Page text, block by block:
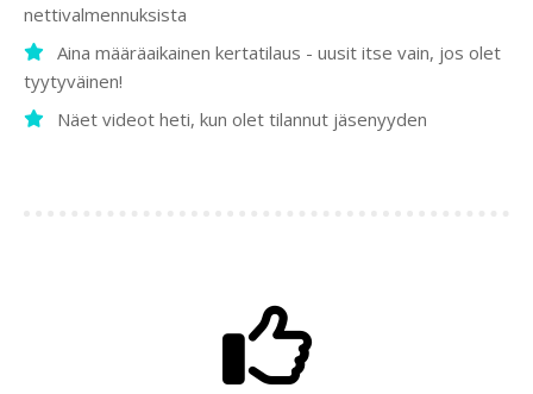
nettivalmennuksista
Aina määräaikainen kertatilaus - uusit itse vain, jos olet
tyytyväinen!
Näet videot heti, kun olet tilannut jäsenyyden